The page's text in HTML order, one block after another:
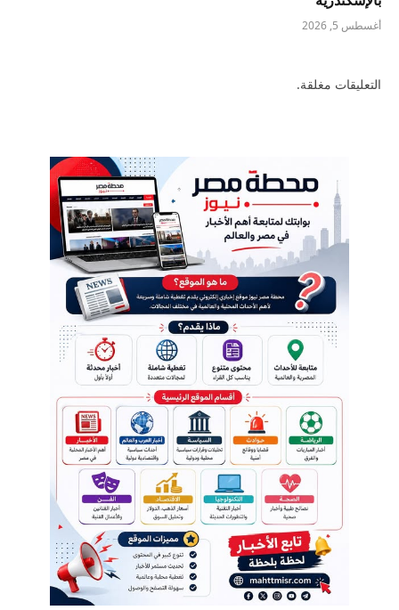
أغسطس 5, 2026
التعليقات مغلقة.